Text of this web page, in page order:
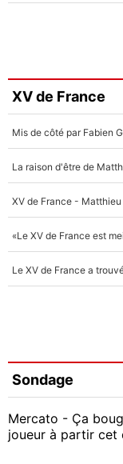
XV de France
Sondage
Mercato - Ça
joueur à partir cet